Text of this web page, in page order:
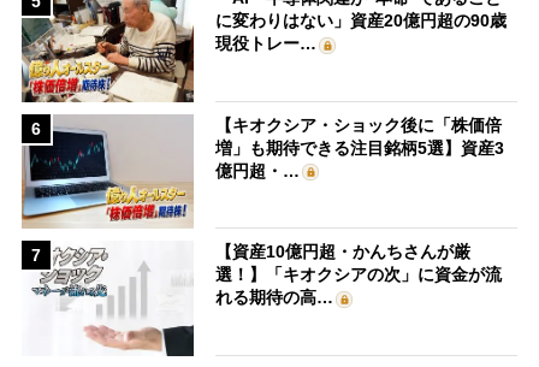
に変わりはない」資産20億円超の90歳
現役トレー…
6
【キオクシア・ショック後に「株価倍
増」も期待できる注目銘柄5選】資産3
億円超・…
7
【資産10億円超・かんちさんが厳
選！】「キオクシアの次」に資金が流
れる期待の高…